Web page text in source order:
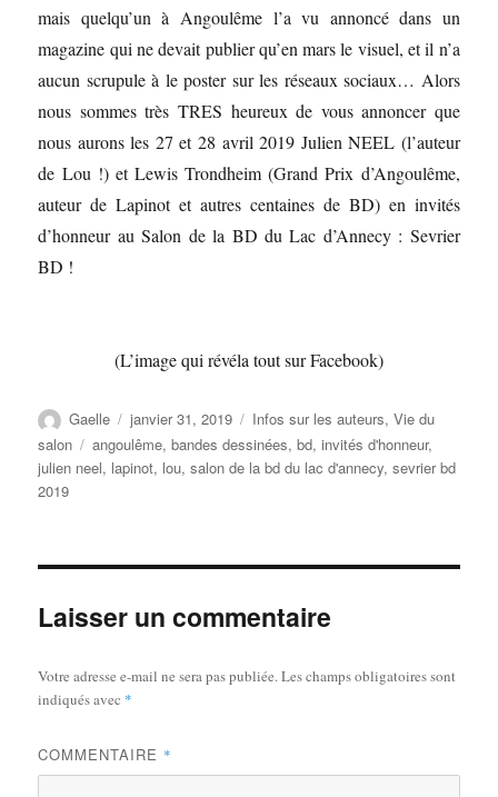
mais quelqu’un à Angoulême l’a vu annoncé dans un
magazine qui ne devait publier qu’en mars le visuel, et il n’a
aucun scrupule à le poster sur les réseaux sociaux… Alors
nous sommes très TRES heureux de vous annoncer que
nous aurons les 27 et 28 avril 2019 Julien NEEL (l’auteur
de Lou !) et Lewis Trondheim (Grand Prix d’Angoulême,
auteur de Lapinot et autres centaines de BD) en invités
d’honneur au Salon de la BD du Lac d’Annecy : Sevrier
BD !
(L’image qui révéla tout sur Facebook)
Gaelle janvier 31, 2019 Infos sur les auteurs,Vie du
salon
angoulême,bandes dessinées,bd,invités d'honneur,
julien neel, lapinot, lou,salon de la bd du lac d'annecy,sevrier bd
2019
Laisser un commentaire
Votre adresse e-mail ne sera pas publiée. Les champs obligatoires sont
indiqués avec *
COMMENTAIRE *